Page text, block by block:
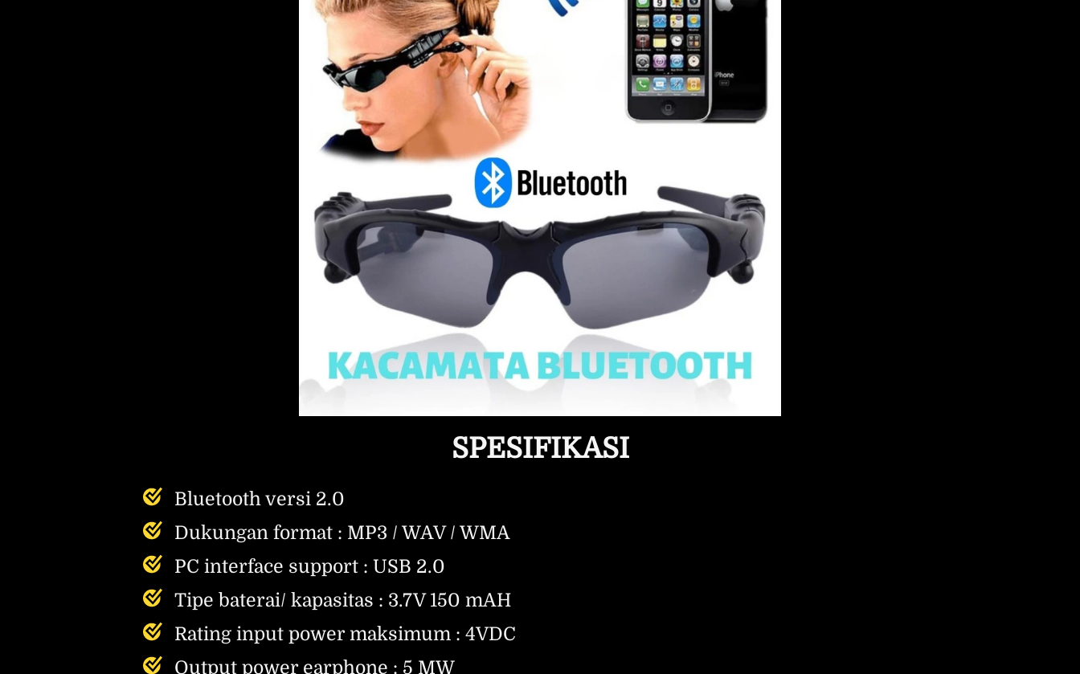
SPESIFIKASI
Bluetooth versi 2.0
Dukungan format : MP3 / WAV / WMA
PC interface support : USB 2.0
Tipe baterai/ kapasitas : 3.7V 150 mAH
Rating input power maksimum : 4VDC
Output power earphone : 5 MW